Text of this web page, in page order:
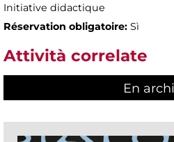
Initiative didactique
Réservation obligatoire: Sì
Attività correlate
En